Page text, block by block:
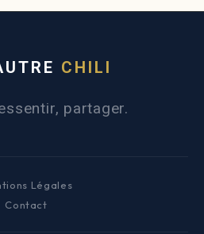
CHILI
partager.
Légales
Contact